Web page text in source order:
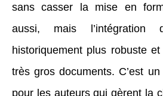
sans casser la mise en
aussi, mais l’intégration
historiquement plus robuste
très gros documents. C’est
pour les auteurs qui gèrent la